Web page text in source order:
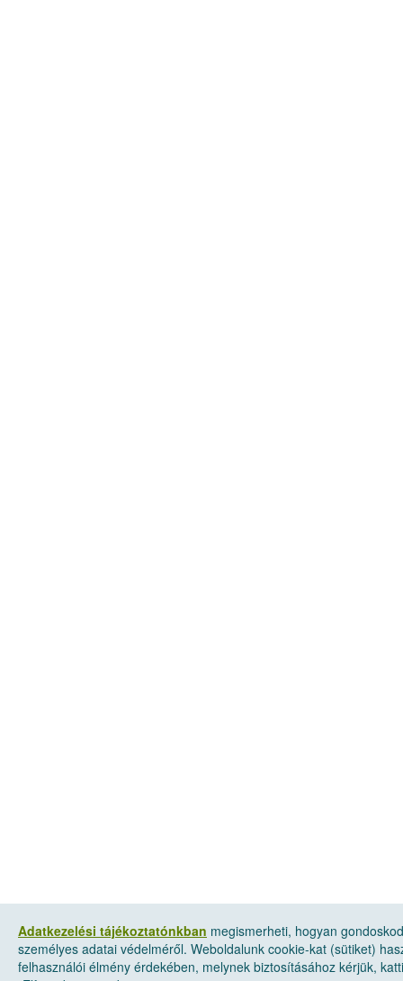
Adatkezelési tájékoztatónkban megismerheti, hogyan
személyes adatai védelméről. Weboldalunk cookie-kat (sütiket)
felhasználói élmény érdekében, melynek biztosításához kérjük,